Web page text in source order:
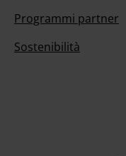
Programmi partner
Sostenibilità